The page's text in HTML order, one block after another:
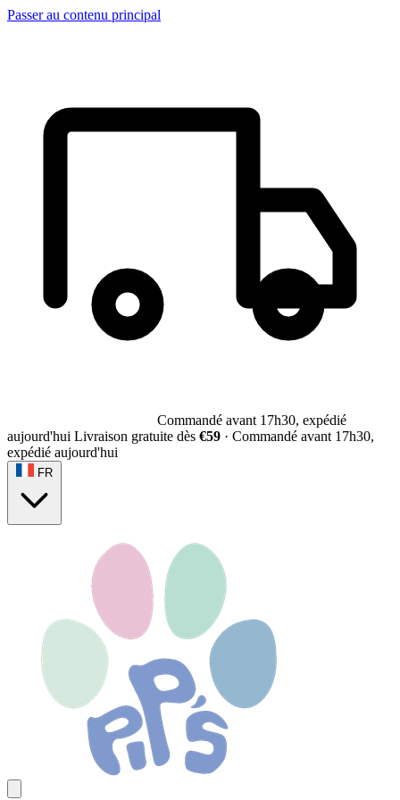
Passer au contenu principal
Commandé avant 17h30, expédié
aujourd'hui Livraison gratuite dès €59 · Commandé avant 17h30,
expédié aujourd'hui
FR